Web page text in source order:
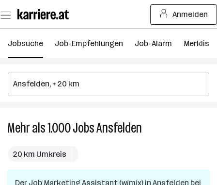
Seiteninhalt
springen
Anmelden
Jobsuche Job-Empfehlungen Job-Alarm Merkliste
Mehr als 1.000JobsAnsfelden
in
Ansfelden
20 km Umkreis
Der Job Marketing Assistant (w/m/x) in Ansfelden bei